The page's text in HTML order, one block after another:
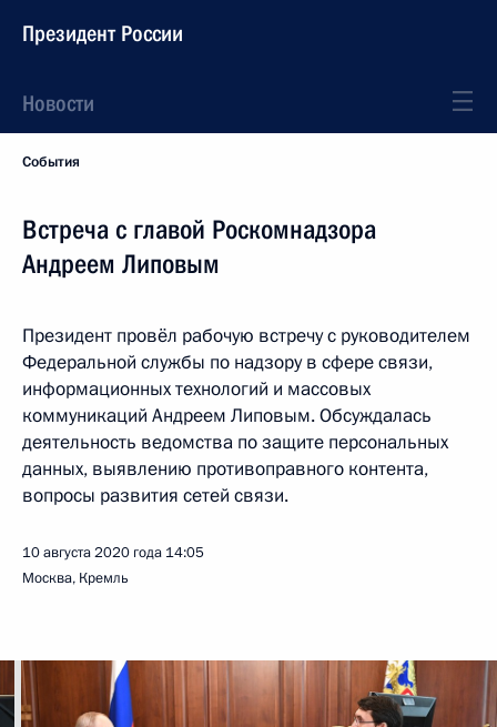
Президент России
Новости
События
Встреча с главой Роскомнадзора
Андреем Липовым
Президент провёл рабочую встречу с руководителем
Федеральной службы по надзору в сфере связи,
информационных технологий и массовых
коммуникаций Андреем Липовым. Обсуждалась
деятельность ведомства по защите персональных
данных, выявлению противоправного контента,
вопросы развития сетей связи.
10 августа 2020 года 14:05
Москва, Кремль